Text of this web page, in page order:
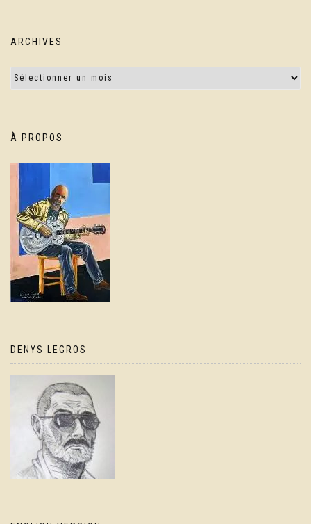
ARCHIVES
À PROPOS
DENYS LEGROS